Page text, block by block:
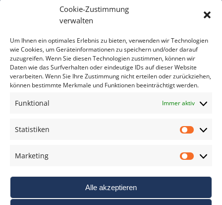
Cookie-Zustimmung
verwalten
Um Ihnen ein optimales Erlebnis zu bieten, verwenden wir Technologien
wie Cookies, um Geräteinformationen zu speichern und/oder darauf
zuzugreifen. Wenn Sie diesen Technologien zustimmen, können wir
Daten wie das Surfverhalten oder eindeutige IDs auf dieser Website
verarbeiten. Wenn Sie Ihre Zustimmung nicht erteilen oder zurückziehen,
können bestimmte Merkmale und Funktionen beeinträchtigt werden.
Funktional Immer aktiv
Statistiken
Marketing
Alle akzeptieren
Bitte geben Sie Ihre E-Mail Adresse ein.
*